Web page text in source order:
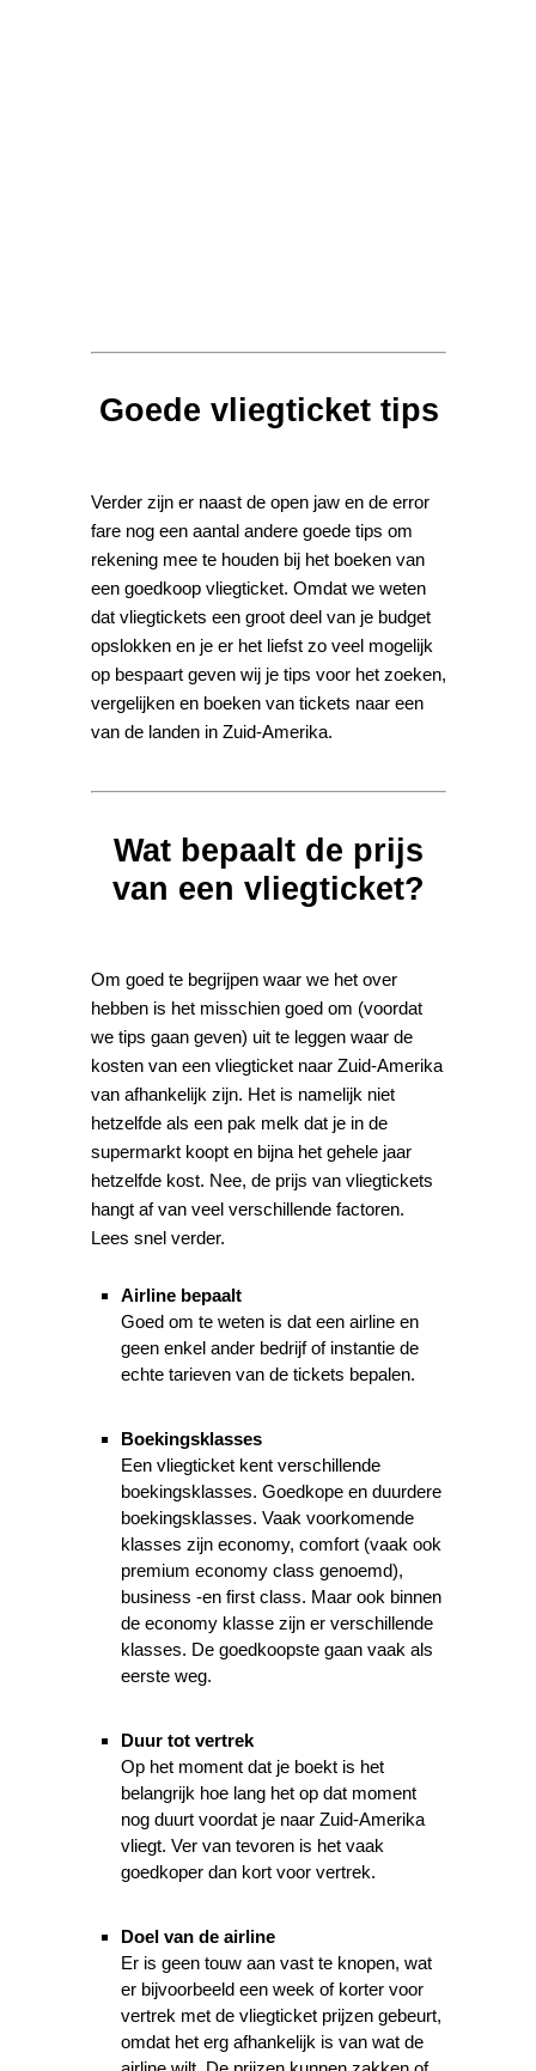
Goede vliegticket tips
Verder zijn er naast de open jaw en de error
fare nog een aantal andere goede tips om
rekening mee te houden bij het boeken van
een goedkoop vliegticket. Omdat we weten
dat vliegtickets een groot deel van je budget
opslokken en je er het liefst zo veel mogelijk
op bespaart geven wij je tips voor het zoeken,
vergelijken en boeken van tickets naar een
van de landen in Zuid-Amerika.
Wat bepaalt de prijs
van een vliegticket?
Om goed te begrijpen waar we het over
hebben is het misschien goed om (voordat
we tips gaan geven) uit te leggen waar de
kosten van een vliegticket naar Zuid-Amerika
van afhankelijk zijn. Het is namelijk niet
hetzelfde als een pak melk dat je in de
supermarkt koopt en bijna het gehele jaar
hetzelfde kost. Nee, de prijs van vliegtickets
hangt af van veel verschillende factoren.
Lees snel verder.
Airline bepaalt
Goed om te weten is dat een airline en
geen enkel ander bedrijf of instantie de
echte tarieven van de tickets bepalen.
Boekingsklasses
Een vliegticket kent verschillende
boekingsklasses. Goedkope en duurdere
boekingsklasses. Vaak voorkomende
klasses zijn economy, comfort (vaak ook
premium economy class genoemd),
business -en first class. Maar ook binnen
de economy klasse zijn er verschillende
klasses. De goedkoopste gaan vaak als
eerste weg.
Duur tot vertrek
Op het moment dat je boekt is het
belangrijk hoe lang het op dat moment
nog duurt voordat je naar Zuid-Amerika
vliegt. Ver van tevoren is het vaak
goedkoper dan kort voor vertrek.
Doel van de airline
Er is geen touw aan vast te knopen, wat
er bijvoorbeeld een week of korter voor
vertrek met de vliegticket prijzen gebeurt,
omdat het erg afhankelijk is van wat de